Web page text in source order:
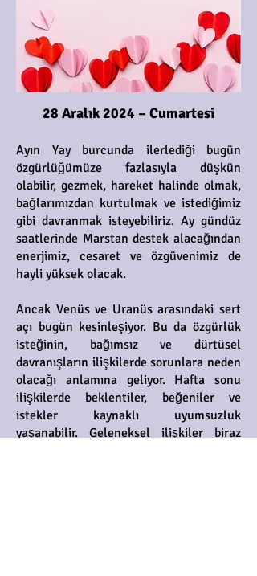
28 Aralık 2024 – Cumartesi
Ayın Yay burcunda ilerlediği bugün
özgürlüğümüze fazlasıyla düşkün
olabilir, gezmek, hareket halinde olmak,
bağlarımızdan kurtulmak ve istediğimiz
gibi davranmak isteyebiliriz. Ay gündüz
saatlerinde Marstan destek alacağından
enerjimiz, cesaret ve özgüvenimiz de
hayli yüksek olacak.
Ancak Venüs ve Uranüs arasındaki sert
açı bugün kesinleşiyor. Bu da özgürlük
isteğinin, bağımsız ve dürtüsel
davranışların ilişkilerde sorunlara neden
olacağı anlamına geliyor. Hafta sonu
ilişkilerde beklentiler, beğeniler ve
istekler kaynaklı uyumsuzluk
yaşanabilir. Geleneksel ilişkiler biraz